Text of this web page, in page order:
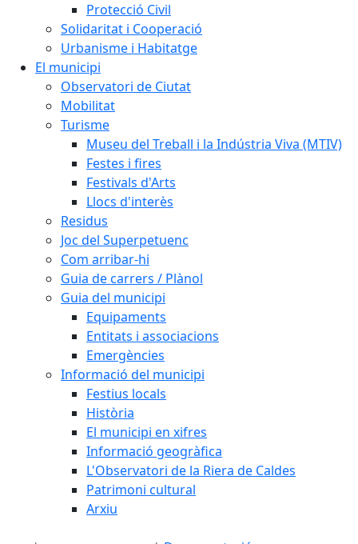
Protecció Civil
Solidaritat i Cooperació
Urbanisme i Habitatge
El municipi
Observatori de Ciutat
Mobilitat
Turisme
Museu del Treball i la Indústria Viva (MTIV)
Festes i fires
Festivals d'Arts
Llocs d'interès
Residus
Joc del Superpetuenc
Com arribar-hi
Guia de carrers / Plànol
Guia del municipi
Equipaments
Entitats i associacions
Emergències
Informació del municipi
Festius locals
Història
El municipi en xifres
Informació geogràfica
L'Observatori de la Riera de Caldes
Patrimoni cultural
Arxiu